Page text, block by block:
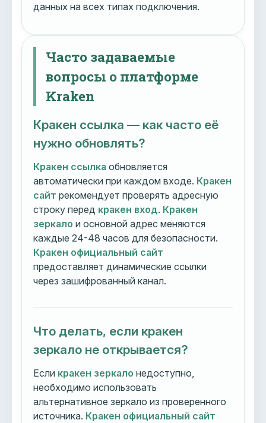
данных на всех типах подключения.
Часто задаваемые
вопросы о платформе
Kraken
Кракен ссылка — как часто её
нужно обновлять?
Кракен ссылка обновляется
автоматически при каждом входе. Кракен
сайт рекомендует проверять адресную
строку перед кракен вход. Кракен
зеркало и основной адрес меняются
каждые 24-48 часов для безопасности.
Кракен официальный сайт
предоставляет динамические ссылки
через зашифрованный канал.
Что делать, если кракен
зеркало не открывается?
Если кракен зеркало недоступно,
необходимо использовать
альтернативное зеркало из проверенного
источника. Кракен официальный сайт